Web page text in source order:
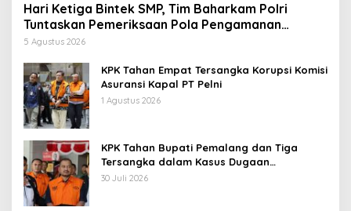
Hari Ketiga Bintek SMP, Tim Baharkam Polri
Tuntaskan Pemeriksaan Pola Pengamanan
Pertamina Patra Niaga Jabar
5 Agustus 2026
KPK Tahan Empat Tersangka Korupsi Komisi
Asuransi Kapal PT Pelni
1 Agustus 2026
KPK Tahan Bupati Pemalang dan Tiga
Tersangka dalam Kasus Dugaan
Pemerasan
30 Juli 2026